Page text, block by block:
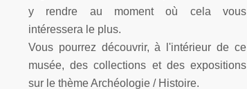
y rendre au moment où cela vous
intéressera le plus.
Vous pourrez découvrir, à l'intérieur de ce
musée, des collections et des expositions
sur le thème Archéologie / Histoire.